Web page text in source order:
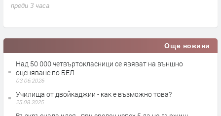
преди 3 часа
Още новини
Над 50 000 четвъртокласници се явяват на външно
оценяване по БЕЛ
03.06.2026
Училища от двойкаджии - как е възможно това?
25.08.2025